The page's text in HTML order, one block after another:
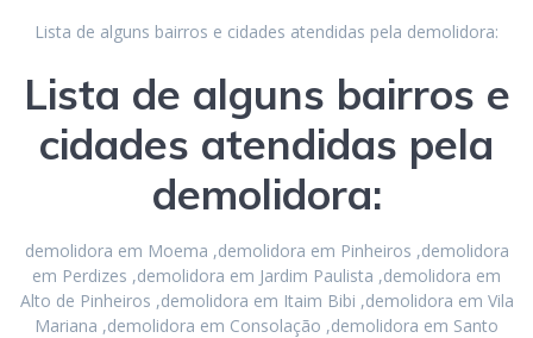
Lista de alguns bairros e cidades atendidas pela demolidora:
Lista de alguns bairros e
cidades atendidas pela
demolidora:
demolidora em Moema ,demolidora em Pinheiros ,demolidora
em Perdizes ,demolidora em Jardim Paulista ,demolidora em
Alto de Pinheiros ,demolidora em Itaim Bibi ,demolidora em Vila
Mariana ,demolidora em Consolação ,demolidora em Santo